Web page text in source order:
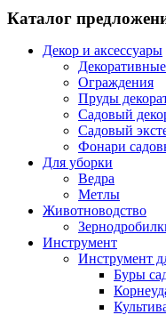
Каталог
Декор и аксессуары
Ограждения
Пруды
Садовый
Садовый
Фонари
Для уборки
Ведра
Метлы
Животноводство
Инструмент
Инструмент
Буры